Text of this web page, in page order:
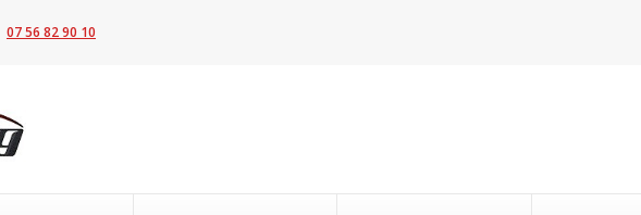
07 56 82 90 10